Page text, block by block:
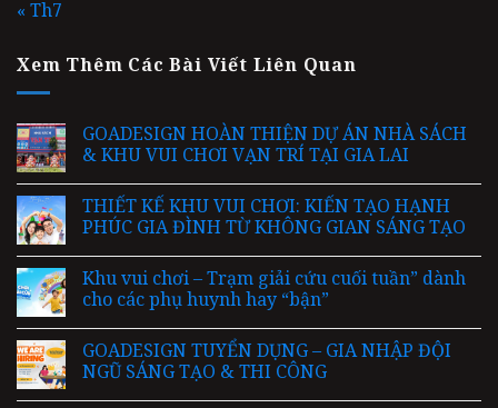
« Th7
Xem Thêm Các Bài Viết Liên Quan
GOADESIGN HOÀN THIỆN DỰ ÁN NHÀ SÁCH
& KHU VUI CHƠI VẠN TRÍ TẠI GIA LAI
THIẾT KẾ KHU VUI CHƠI: KIẾN TẠO HẠNH
PHÚC GIA ĐÌNH TỪ KHÔNG GIAN SÁNG TẠO
Khu vui chơi – Trạm giải cứu cuối tuần” dành
cho các phụ huynh hay “bận”
GOADESIGN TUYỂN DỤNG – GIA NHẬP ĐỘI
NGŨ SÁNG TẠO & THI CÔNG